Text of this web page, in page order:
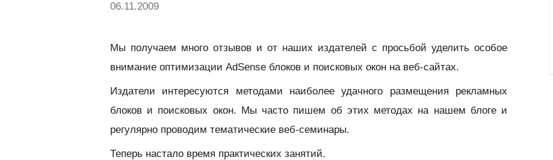
06.11.2009
Мы получаем много отзывов и от наших издателей с просьбой уделить особое
внимание оптимизации AdSense блоков и поисковых окон на веб-сайтах.
Издатели интересуются методами наиболее удачного размещения рекламных
блоков и поисковых окон. Мы часто пишем об этих методах на нашем блоге и
регулярно проводим тематические веб-семинары.
Теперь настало время практических занятий.